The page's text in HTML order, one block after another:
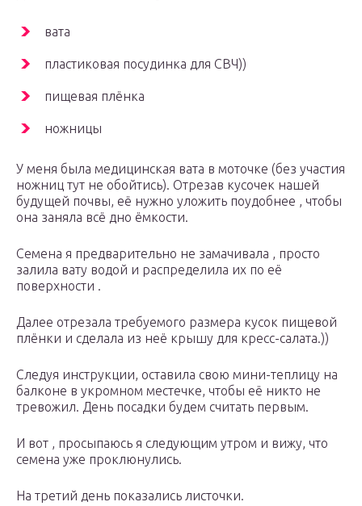
вата
пластиковая посудинка для СВЧ))
пищевая плёнка
ножницы
У меня была медицинская вата в моточке (без участия
ножниц тут не обойтись). Отрезав кусочек нашей
будущей почвы, её нужно уложить поудобнее , чтобы
она заняла всё дно ёмкости.
Семена я предварительно не замачивала , просто
залила вату водой и распределила их по её
поверхности .
Далее отрезала требуемого размера кусок пищевой
плёнки и сделала из неё крышу для кресс-салата.))
Следуя инструкции, оставила свою мини-теплицу на
балконе в укромном местечке, чтобы её никто не
тревожил. День посадки будем считать первым.
И вот , просыпаюсь я следующим утром и вижу, что
семена уже проклюнулись.
На третий день показались листочки.